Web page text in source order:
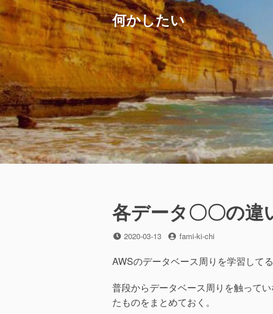
ン
ン
ツ
へ
ス
キ
ッ
プ
何かしたい
各データ〇〇の違
投
日
2020-03-13
投
者
fami-ki-chi
AWSのデータベース周りを学習して
普段からデータベース周りを触って
たものをまとめておく。